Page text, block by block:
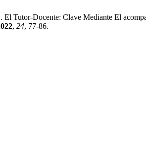
El Tutor-Docente: Clave Mediante El
, 24, 77-86.